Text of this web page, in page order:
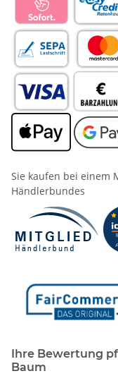
Sie kaufen bei einem
Händlerbundes
Ihre Bewertung
Baum